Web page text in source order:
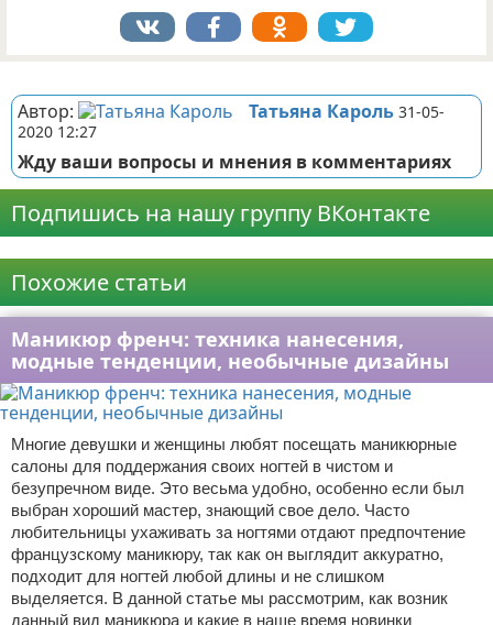
Автор: Татьяна Кароль 31-05-
2020 12:27
Жду ваши вопросы и мнения в комментариях
Подпишись на нашу группу ВКонтакте
Похожие статьи
Маникюр френч: техника нанесения,
модные тенденции, необычные дизайны
Многие девушки и женщины любят посещать маникюрные
салоны для поддержания своих ногтей в чистом и
безупречном виде. Это весьма удобно, особенно если был
выбран хороший мастер, знающий свое дело. Часто
любительницы ухаживать за ногтями отдают предпочтение
французскому маникюру, так как он выглядит аккуратно,
подходит для ногтей любой длины и не слишком
выделяется. В данной статье мы рассмотрим, как возник
данный вид маникюра и какие в наше время новинки